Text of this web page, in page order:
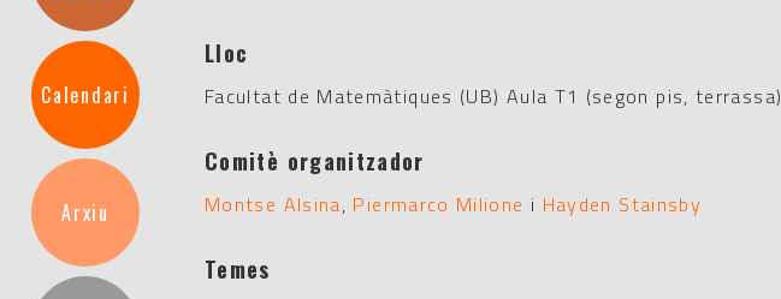
Calendari
Arxiu
Lloc
Facultat de Matemàtiques (UB) Aula T1 (segon pis, terrassa)
Comitè organitzador
Montse Alsina, Piermarco Milione i Hayden Stainsby
Temes